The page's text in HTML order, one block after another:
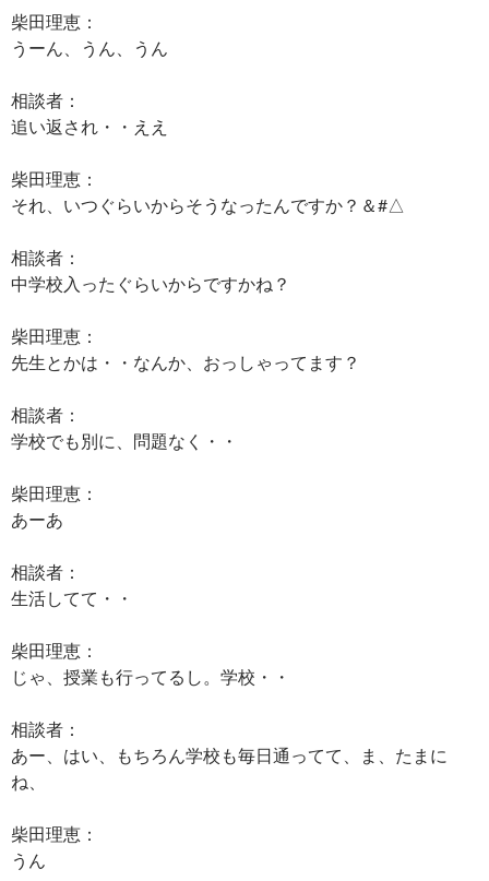
柴田理恵：
うーん、うん、うん
相談者：
追い返され・・ええ
柴田理恵：
それ、いつぐらいからそうなったんですか？＆#△
相談者：
中学校入ったぐらいからですかね？
柴田理恵：
先生とかは・・なんか、おっしゃってます？
相談者：
学校でも別に、問題なく・・
柴田理恵：
あーあ
相談者：
生活してて・・
柴田理恵：
じゃ、授業も行ってるし。学校・・
相談者：
あー、はい、もちろん学校も毎日通ってて、ま、たまに
ね、
柴田理恵：
うん